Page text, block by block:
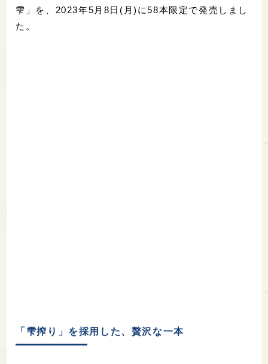
雫」を、2023年5月8日(月)に58本限定で発売しまし
た。
「雫搾り」を採用した、贅沢な一本